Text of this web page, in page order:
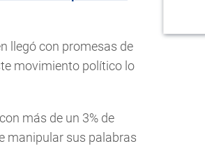
llegó con promesas de
movimiento político lo
más de un 3% de
manipular sus palabras